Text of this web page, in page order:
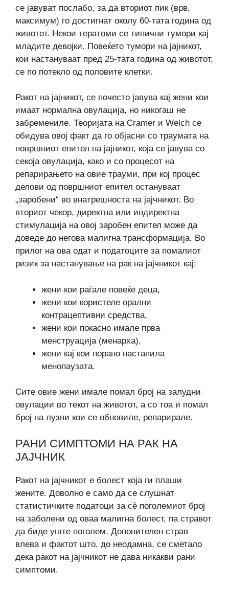
се јавуват послабо, за да вториот пик (врв,
максимум) го достигнат околу 60-тата година од
животот. Некои тератоми се типични тумори кај
младите девојки. Повеќето тумори на јајникот,
кои настануваат пред 25-тата година од животот,
се по потекло од половите клетки.
Ракот на јајникот, се почесто јавува кај жени кои
имаат нормална овулација, но никогаш не
забремениле. Теоријата на Cramer и Welch се
обидува овој факт да го објасни со траумата на
површниот епител на јајникот, која се јавува со
секоја овулација, како и со процесот на
репарирањето на овие трауми, при кој процес
делови од површниот епител остануваат
„заробени“ во внатрешноста на јајчникот. Во
вториот чекор, директна или индиректна
стимулација на овој заробен епител може да
доведе до негова малигна трансформација. Во
прилог на ова одат и податоците за помалиот
ризик за настанување на рак на јајчникот кај:
жени кои раѓале повеќе деца,
жени кои користеле орални
контрацептивни средства,
жени кои покасно имале прва
менструација (менарха),
жени кај кои порано настапила
менопаузата.
Сите овие жени имале помал број на залудни
овулации во текот на животот, а со тоа и помал
број на лузни кои се обновиле, репарирале.
РАНИ СИМПТОМИ НА РАК НА
ЈАЈЧНИК
Ракот на јајчникот е болест која ги плаши
жените. Доволно е само да се слушнат
статистичките податоци за сè поголемиот број
на заболени од оваа малигна болест, па стравот
да биде уште поголем. Допонителен страв
влева и фактот што, до неодамна, се сметало
дека ракот на јајчникот не дава никакви рани
симптоми.